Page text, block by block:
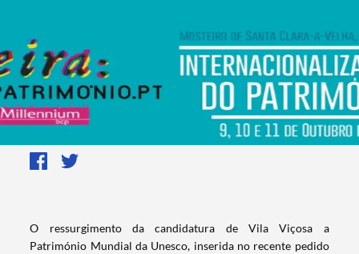
​O ressurgimento da candidatura de Vila Viçosa a
Património Mundial da Unesco, inserida no recente pedido